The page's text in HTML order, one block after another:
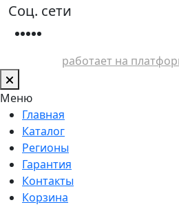
Соц. сети
работает на
Меню
Главная
Каталог
Регионы
Гарантия
Контакты
Корзина